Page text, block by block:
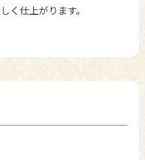
く仕上がります。